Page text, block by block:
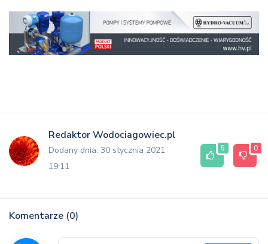
Redaktor Wodociagowiec.pl
Dodany dnia: 30 stycznia 2021
19:11
5 0
Komentarze (0)